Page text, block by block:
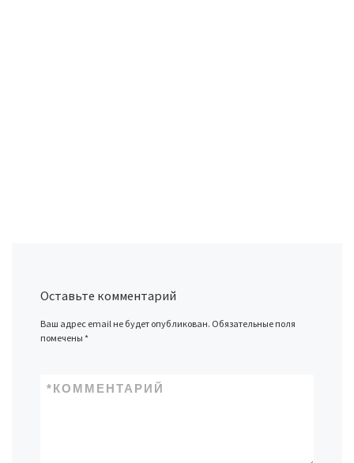
Оставьте комментарий
Ваш адрес email не будет опубликован. Обязательные поля
помечены*
КОММЕНТАРИЙ
*